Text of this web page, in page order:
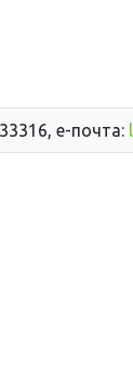
е-почта: